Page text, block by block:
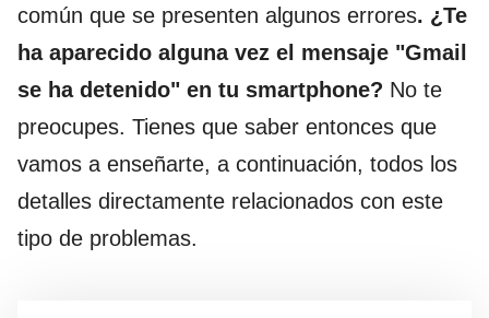
común que se presenten algunos errores. ¿Te
ha aparecido alguna vez el mensaje "Gmail
se ha detenido" en tu smartphone? No te
preocupes. Tienes que saber entonces que
vamos a enseñarte, a continuación, todos los
detalles directamente relacionados con este
tipo de problemas.